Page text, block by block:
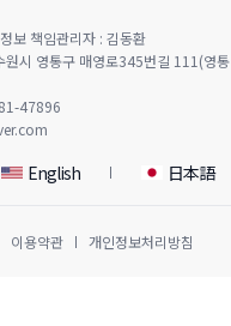
보 책임관리자 : 김동환
시 영통구 매영로345번길 111(영통
47896
English 日本語
이용약관 개인정보처리방침